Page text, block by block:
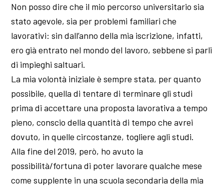
Non posso dire che il mio percorso universitario sia
stato agevole, sia per problemi familiari che
lavorativi: sin dall’anno della mia iscrizione, infatti,
ero già entrato nel mondo del lavoro, sebbene si parli
di impieghi saltuari.
La mia volontà iniziale è sempre stata, per quanto
possibile, quella di tentare di terminare gli studi
prima di accettare una proposta lavorativa a tempo
pieno, conscio della quantità di tempo che avrei
dovuto, in quelle circostanze, togliere agli studi.
Alla fine del 2019, però, ho avuto la
possibilità/fortuna di poter lavorare qualche mese
come supplente in una scuola secondaria della mia